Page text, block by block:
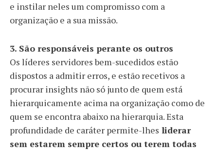
e instilar neles um compromisso com a
organização e a sua missão.
3. São responsáveis perante os outros
Os líderes servidores bem-sucedidos estão
dispostos a admitir erros, e estão recetivos a
procurar insights não só junto de quem está
hierarquicamente acima na organização como de
quem se encontra abaixo na hierarquia. Esta
profundidade de caráter permite-lhes liderar
sem estarem sempre certos ou terem todas